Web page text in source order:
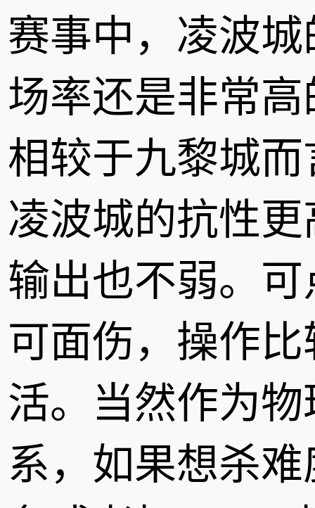
赛事中，凌波城
场率还是非常高
相较于九黎城而
凌波城的抗性更
输出也不弱。可
可面伤，操作比
活。当然作为物
系，如果想杀难